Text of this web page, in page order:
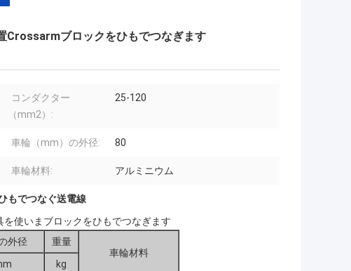
Crossarmブロックをひもでつなぎます
コンダクター
（mm2）:
25-120
車輪（mm）の外径: 80
車輪材料: アルミニウム
もでつなぐ送電線
使いまブロックをひもでつなぎます
外径
重量
車輪材料
kg